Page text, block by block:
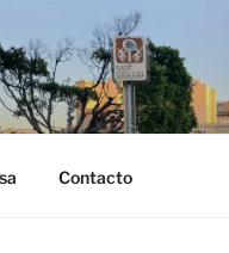
Escobar
Contacto